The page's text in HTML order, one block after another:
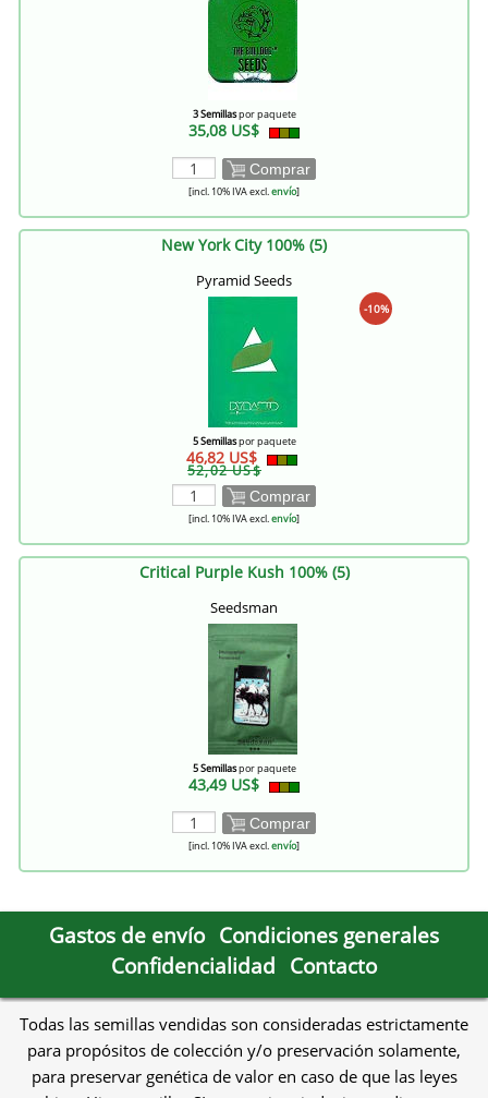
3 Semillaspor paquete
35,08 US$
Comprar
[incl. 10% IVA excl.envío]
New York City 100% (5)
Pyramid Seeds
-10%
5 Semillaspor paquete
46,82 US$
52,02 US$
Comprar
[incl. 10% IVA excl.envío]
Critical Purple Kush 100% (5)
Seedsman
5 Semillaspor paquete
43,49 US$
Comprar
[incl. 10% IVA excl.envío]
Gastos de envío Condiciones generales
Confidencialidad Contacto
Todas las semillas vendidas son consideradas estrictamente
para propósitos de colección y/o preservación solamente,
para preservar genética de valor en caso de que las leyes